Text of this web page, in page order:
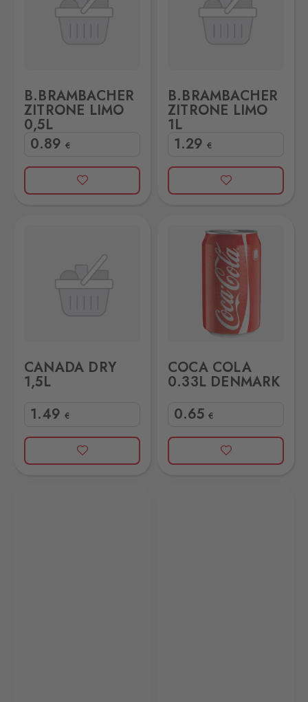
B.BRAMBACHER
ZITRONE LIMO
0,5L
0.89 €
B.BRAMBACHER
ZITRONE LIMO
1L
1.29 €
CANADA DRY
1,5L
1.49 €
COCA COLA
0.33L DENMARK
0.65 €